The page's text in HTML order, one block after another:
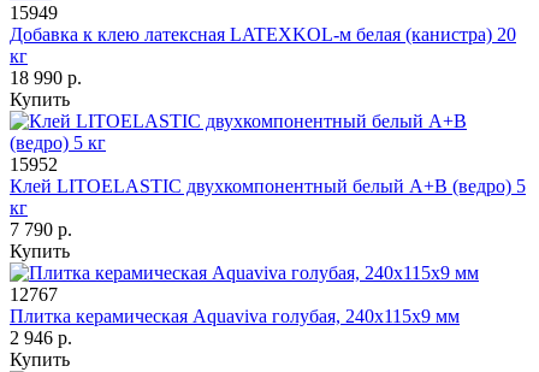
15949
Добавка к клею латексная LATEXKOL-м белая (канистра) 20
кг
18 990 р.
Купить
15952
Клей LITOELASTIC двухкомпонентный белый A+В (ведро) 5
кг
7 790 р.
Купить
12767
Плитка керамическая Aquaviva голубая, 240х115х9 мм
2 946 р.
Купить